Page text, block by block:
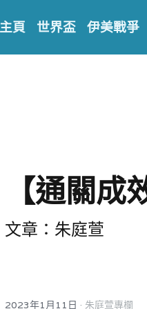
主頁 世界盃 伊美戰爭
【通關成
文章：朱庭萱
2023年1月11日 · 朱庭萱專欄